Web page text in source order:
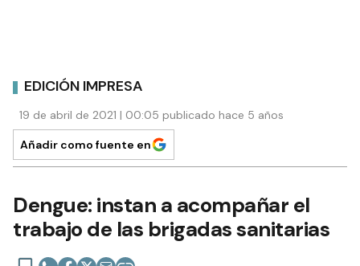
EDICIÓN IMPRESA
19 de abril de 2021 | 00:05 publicado hace 5 años
Añadir como fuente en
Dengue: instan a acompañar el
trabajo de las brigadas sanitarias